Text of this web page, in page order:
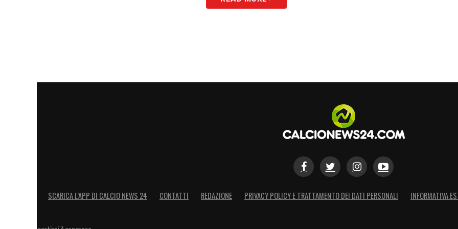
SCARICA L’APP DI CALCIO NEWS 24 CONTATTI REDAZIONE PRIVACY POLICY E TRATTAMENTO DEI DATI PERSONALI INFORMATIVA